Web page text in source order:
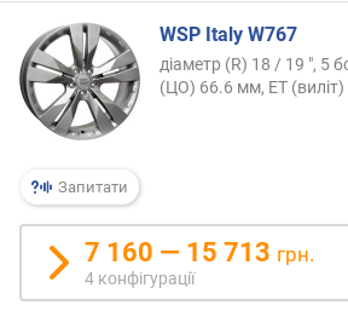
ш
е
в
и
х
а
в
і
д
г
Запитати
WSP Italy W767
діаметр (R) 18 / 19 ", 5
(ЦО) 66.6 мм, ET
7 160 — 15 713 грн.
4 конфігурації